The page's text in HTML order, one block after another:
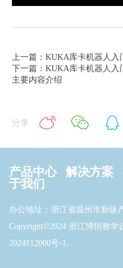
上一篇：KUKA库卡机器人入
下一篇：KUKA库卡机器人入
主要内容介绍
分享
产品中心 解决方案
于我们
办公地址：浙江省温州市新纵
Copyright©2024 浙江博恒教学
2024112000号-1.